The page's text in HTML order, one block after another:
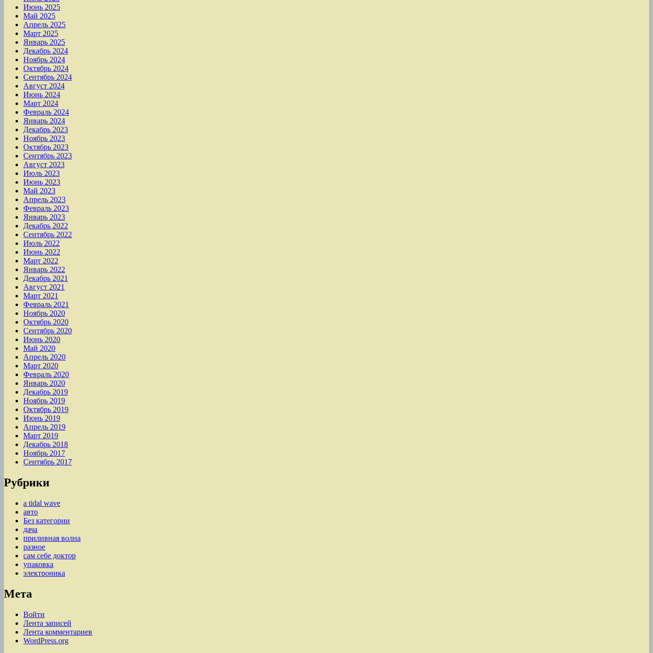
Июнь 2025
Май 2025
Апрель 2025
Март 2025
Январь 2025
Декабрь 2024
Ноябрь 2024
Октябрь 2024
Сентябрь 2024
Август 2024
Июнь 2024
Март 2024
Февраль 2024
Январь 2024
Декабрь 2023
Ноябрь 2023
Октябрь 2023
Сентябрь 2023
Август 2023
Июль 2023
Июнь 2023
Май 2023
Апрель 2023
Февраль 2023
Январь 2023
Декабрь 2022
Сентябрь 2022
Июль 2022
Июнь 2022
Март 2022
Январь 2022
Декабрь 2021
Август 2021
Март 2021
Февраль 2021
Ноябрь 2020
Октябрь 2020
Сентябрь 2020
Июнь 2020
Май 2020
Апрель 2020
Март 2020
Февраль 2020
Январь 2020
Декабрь 2019
Ноябрь 2019
Октябрь 2019
Июнь 2019
Апрель 2019
Март 2019
Декабрь 2018
Ноябрь 2017
Сентябрь 2017
Рубрики
a tidal wave
авто
Без категории
дача
приливная волна
разное
сам себе доктор
упаковка
электроника
Мета
Войти
Лента записей
Лента комментариев
WordPress.org